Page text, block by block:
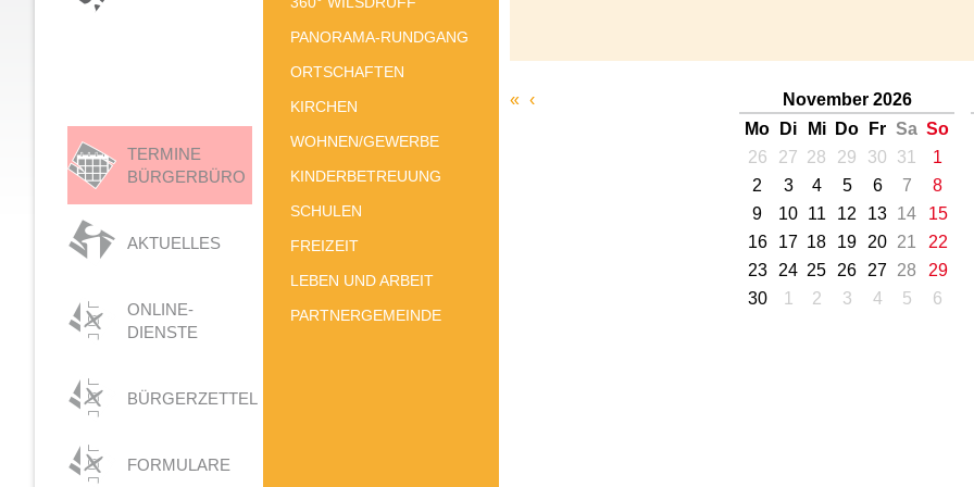
TERMINE
BÜRGERBÜRO
AKTUELLES
ONLINE-
DIENSTE
BÜRGERZETTEL
FORMULARE
PANORAMA-RUNDGANG
ORTSCHAFTEN
KIRCHEN
WOHNEN/GEWERBE
KINDERBETREUUNG
SCHULEN
FREIZEIT
LEBEN UND ARBEIT
PARTNERGEMEINDE
« ‹
November 2026
Mo
Di Mi Do Fr Sa So
26
27 28 29 30 31
1
2
3 4 5 6 7
8
9
10 11 12 13 14
15
16
17 18 19 20 21
22
23
24 25 26 27 28
29
30
1 2 3 4 5 6